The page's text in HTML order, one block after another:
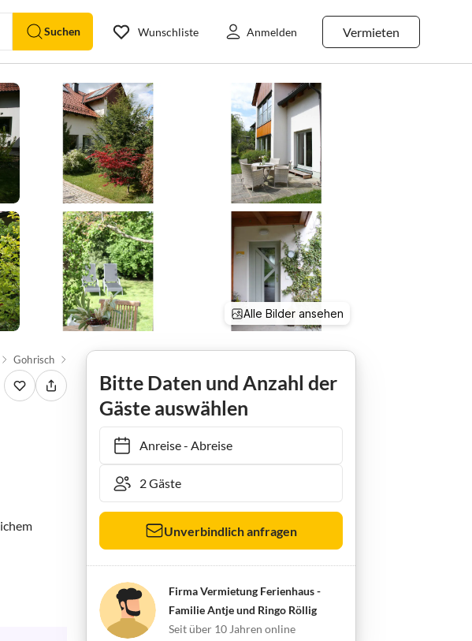
Suchen Vermieten
Wunschliste Anmelden
Alle Bilder ansehen
Gohrisch Ferienhaus Liliensteinblick
Bitte Daten und Anzahl der
Gäste auswählen
Anreise- Abreise
Unverbindlich anfragen
Firma Vermietung Ferienhaus -
Familie Antje und Ringo Röllig
Seit über 10 Jahren online